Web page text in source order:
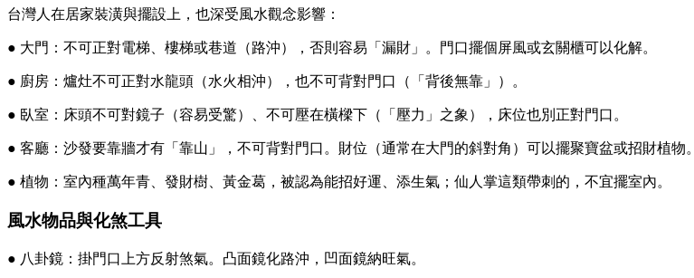
台灣人在居家裝潢與擺設上，也深受風水觀念影響：
● 大門：不可正對電梯、樓梯或巷道（路沖），否則容易「漏財」。門口擺個屏風或玄關櫃可以化解。
● 廚房：爐灶不可正對水龍頭（水火相沖），也不可背對門口（「背後無靠」）。
● 臥室：床頭不可對鏡子（容易受驚）、不可壓在橫樑下（「壓力」之象），床位也別正對門口。
● 客廳：沙發要靠牆才有「靠山」，不可背對門口。財位（通常在大門的斜對角）可以擺聚寶盆或招財植物。
● 植物：室內種萬年青、發財樹、黃金葛，被認為能招好運、添生氣；仙人掌這類帶刺的，不宜擺室內。
風水物品與化煞工具
● 八卦鏡：掛門口上方反射煞氣。凸面鏡化路沖，凹面鏡納旺氣。